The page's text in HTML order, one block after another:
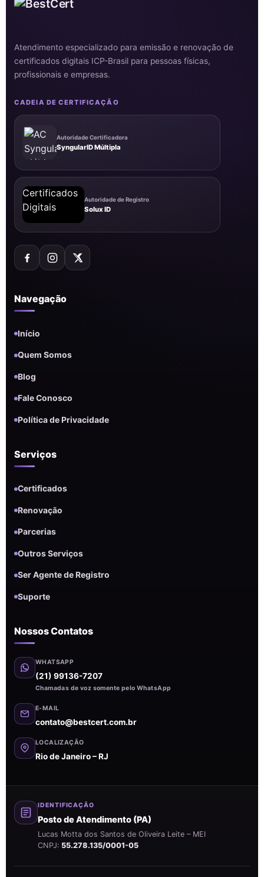
Atendimento especializado para emissão e renovação de
certificados digitais ICP-Brasil para pessoas físicas,
profissionais e empresas.
CADEIA DE CERTIFICAÇÃO
Autoridade Certificadora
SyngularID Múltipla
Autoridade de Registro
Solux ID
Navegação
Início
Quem Somos
Blog
Fale Conosco
Política de Privacidade
Serviços
Certificados
Renovação
Parcerias
Outros Serviços
Ser Agente de Registro
Suporte
Nossos Contatos
WHATSAPP
(21) 99136-7207
Chamadas de voz somente pelo WhatsApp
E-MAIL
contato@bestcert.com.br
LOCALIZAÇÃO
Rio de Janeiro – RJ
IDENTIFICAÇÃO
Posto de Atendimento (PA)
Lucas Motta dos Santos de Oliveira Leite – MEI
CNPJ: 55.278.135/0001-05